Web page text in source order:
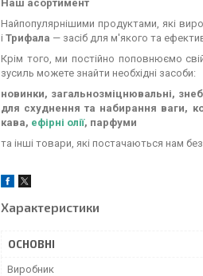
Наш асортимент
Найпопулярнішими продуктами, які
і Трифала — засіб для м'якого та
Крім того, ми постійно поповнюємо
зусиль можете знайти необхідні засоби:
новинки, загальнозміцнювальні,
для схуднення та набирання ваги,
кава, ефірні олії, парфуми
та інші товари, які постачаються нам
Характеристики
ОСНОВНІ
Виробник